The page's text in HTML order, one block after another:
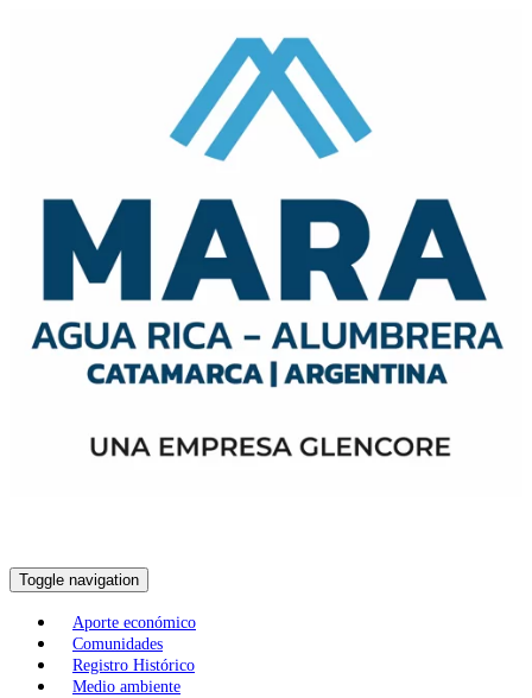
Toggle navigation
Aporte económico
Comunidades
Registro Histórico
Medio ambiente